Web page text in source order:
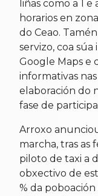
liñas como a 1
horarios en
do Ceao.
servizo, coa
Google Maps e
informativas
elaboración do
fase de
Arroxo
marcha, tras as
piloto de taxi a
obxectivo de
% da